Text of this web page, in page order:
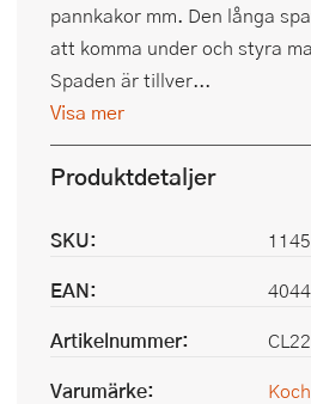
pannkakor mm. Den långa
att komma under och styra
Spaden är tillver...
Visa mer
Produktdetaljer
SKU:
EAN:
Artikelnummer:
Varumärke: